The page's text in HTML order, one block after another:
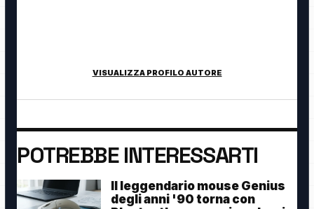
VISUALIZZA PROFILO AUTORE
POTREBBE INTERESSARTI
Il leggendario mouse Genius
degli anni '90 torna con